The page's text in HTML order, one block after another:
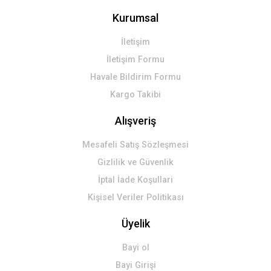
Kurumsal
İletişim
İletişim Formu
Havale Bildirim Formu
Kargo Takibi
Alışveriş
Mesafeli Satış Sözleşmesi
Gizlilik ve Güvenlik
İptal İade Koşullari
Kişisel Veriler Politikası
Üyelik
Bayi ol
Bayi Girişi